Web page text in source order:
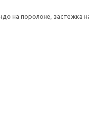
на поролоне, застежка